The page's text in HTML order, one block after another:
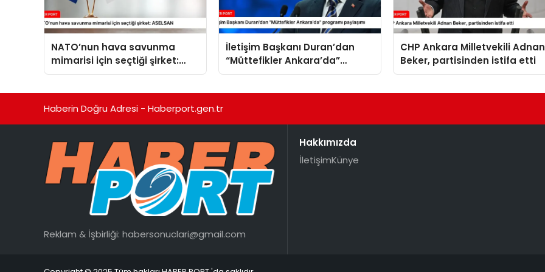
NATO’nun hava savunma
mimarisi için seçtiği şirket:
ASELSAN
İletişim Başkanı Duran’dan
“Müttefikler Ankara’da”
programı paylaşımı
CHP Ankara Milletvekili Adnan
Beker, partisinden istifa etti
Haberin Doğru Adresi - Haberport.gen.tr
Reklam & İşbirliği: habersonuclari@gmail.com
Hakkımızda
İletişimKünye